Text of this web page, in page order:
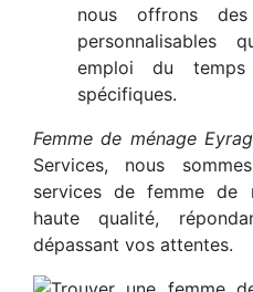
nous offrons
personnalisables
emploi du
spécifiques.
Femme de ménage
Services, nous
services de femme de
haute qualité,
dépassant vos attentes.